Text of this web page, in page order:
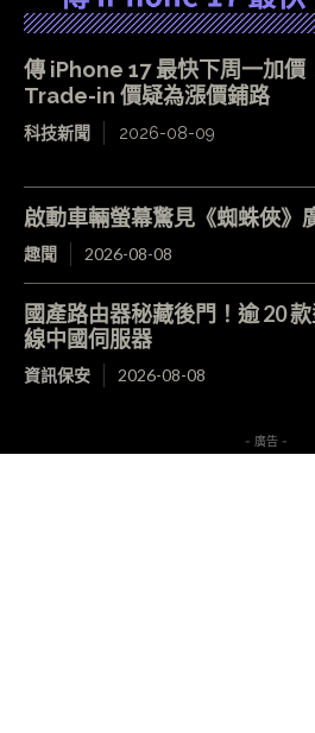
傳 iPhone 17 最快下周一加
Trade-in 價疑為漲價鋪路
科技新聞 2026-08-09
啟動車輛螢幕驚見《蜘蛛俠》
趣聞 2026-08-08
國產路由器秘藏後門！逾 20
線中國伺服器
資訊保安 2026-08-08
- 廣告 -